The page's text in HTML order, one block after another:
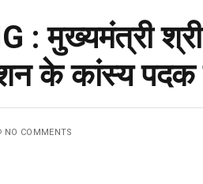
: मुख्यमंत्री
के कांस्य
NO COMMENTS